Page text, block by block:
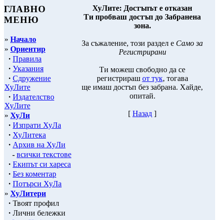
ГЛАВНО
МЕНЮ
» Начало
» Ориентир
· Правила
· Указания
· Сдружение
ХуЛите
· Издателство
ХуЛите
» ХуЛи
· Изпрати ХуЛа
· ХуЛитека
· Архив на ХуЛи
- всички текстове
· Екипът си хареса
· Без коментар
· Потърси ХуЛа
» ХуЛитери
· Твоят профил
· Лични бележки
ХуЛите: Достъпът е отказан
Ти пробваш достъп до Забранена
зона.
За съжаление, този раздел е Само за
Регистрирани
Ти можеш свободно да се
регистрираш от тук, тогава
ще имаш достъп без забрана. Хайде,
опитай.
[ Назад ]